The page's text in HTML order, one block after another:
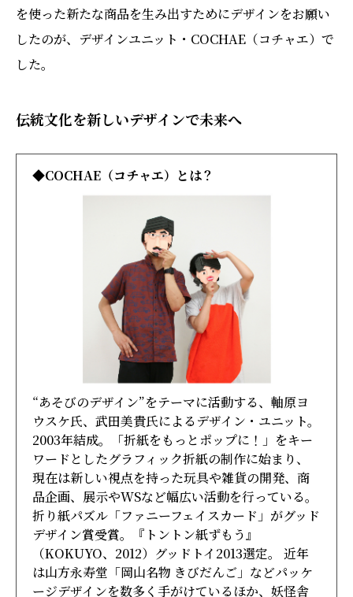
を使った新たな商品を生み出すためにデザインをお願い
したのが、デザインユニット・COCHAE（コチャエ）で
した。
伝統文化を新しいデザインで未来へ
◆COCHAE（コチャエ）とは？
“あそびのデザイン”をテーマに活動する、軸原ヨ
ウスケ氏、武田美貴氏によるデザイン・ユニット。
2003年結成。「折紙をもっとポップに！」をキー
ワードとしたグラフィック折紙の制作に始まり、
現在は新しい視点を持った玩具や雑貨の開発、商
品企画、展示やWSなど幅広い活動を行っている。
折り紙パズル「ファニーフェイスカード」がグッド
デザイン賞受賞。『トントン紙ずもう』
（KOKUYO、2012）グッドトイ2013選定。 近年
は山方永寿堂「岡山名物 きびだんご」などパッケ
ージデザインを数多く手がけているほか、妖怪舎